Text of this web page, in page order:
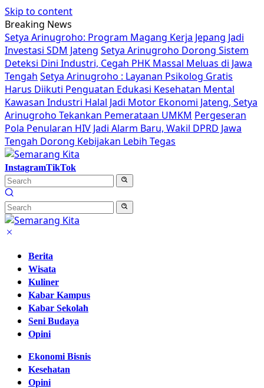
Skip to content
Breaking News
Setya Arinugroho: Program Magang Kerja Jepang Jadi
Investasi SDM Jateng Setya Arinugroho Dorong Sistem
Deteksi Dini Industri, Cegah PHK Massal Meluas di Jawa
Tengah Setya Arinugroho : Layanan Psikolog Gratis
Harus Diikuti Penguatan Edukasi Kesehatan Mental
Kawasan Industri Halal Jadi Motor Ekonomi Jateng, Setya
Arinugroho Tekankan Pemerataan UMKM Pergeseran
Pola Penularan HIV Jadi Alarm Baru, Wakil DPRD Jawa
Tengah Dorong Kebijakan Lebih Tegas
InstagramTikTok
Berita
Wisata
Kuliner
Kabar Kampus
Kabar Sekolah
Seni Budaya
Opini
Ekonomi Bisnis
Kesehatan
Opini